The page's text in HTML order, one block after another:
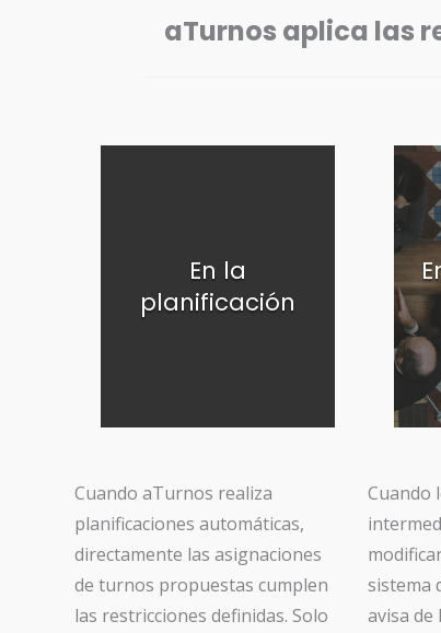
aTurnos aplica las
En la
planificación
Cuando aTurnos realiza
planificaciones automáticas,
directamente las asignaciones
de turnos propuestas cumplen
las restricciones definidas. Solo
Cuando
sistema
avisa de